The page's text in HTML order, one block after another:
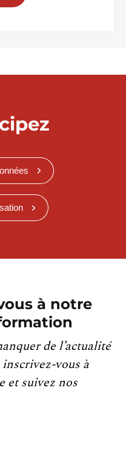
à notre
de l’actualité
inscrivez-vous à
et suivez nos